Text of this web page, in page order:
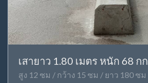
เสายาว 1.80 เมตร หนัก 68 กก
สูง 12 ซม / กว้าง 15 ซม / ยาว 180 ซม